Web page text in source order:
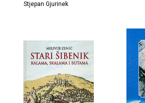
Stjepan Gjurinek